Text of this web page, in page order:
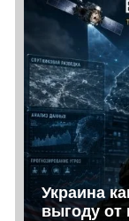
Украина
выгоду от